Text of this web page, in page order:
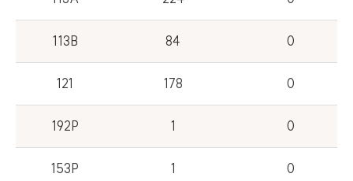
113B 84 0
121 178 0
192P 1 0
153P 1 0